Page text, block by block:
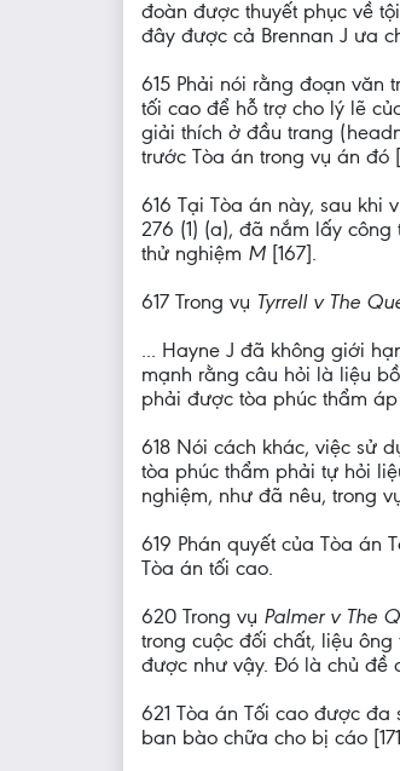
đoàn được thuyết phục về
đây được cả Brennan J ưa
615 Phải nói rằng đoạn văn
tối cao để hỗ trợ cho lý lẽ
giải thích ở đầu trang
trước Tòa án trong vụ án đó
616 Tại Tòa án này, sau khi
276 (1) (a), đã nắm lấy
thử nghiệm M [167].
617 Trong vụ Tyrrell v The
... Hayne J đã không giới
mạnh rằng câu hỏi là liệu
phải được tòa phúc thẩm
618 Nói cách khác, việc sử
tòa phúc thẩm phải tự hỏi
nghiệm, như đã nêu, trong
619 Phán quyết của Tòa án
Tòa án tối cao.
620 Trong vụ Palmer v The
trong cuộc đối chất, liệu
được như vậy. Đó là chủ đề
621 Tòa án Tối cao được
ban bào chữa cho bị cáo